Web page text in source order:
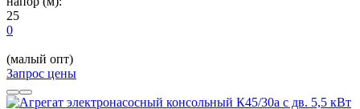
25
0
(малый опт)
Запрос цены